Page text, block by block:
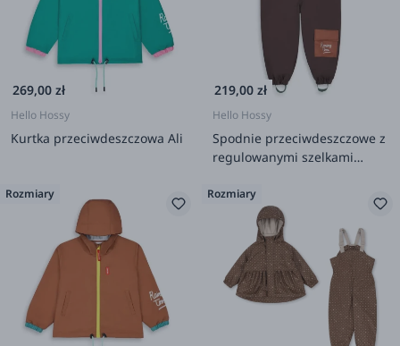
269,00 zł
Hello Hossy
Kurtka przeciwdeszczowa Ali
219,00 zł
Hello Hossy
Spodnie przeciwdeszczowe z
regulowanymi szelkami
Rozmiary Rozmiary